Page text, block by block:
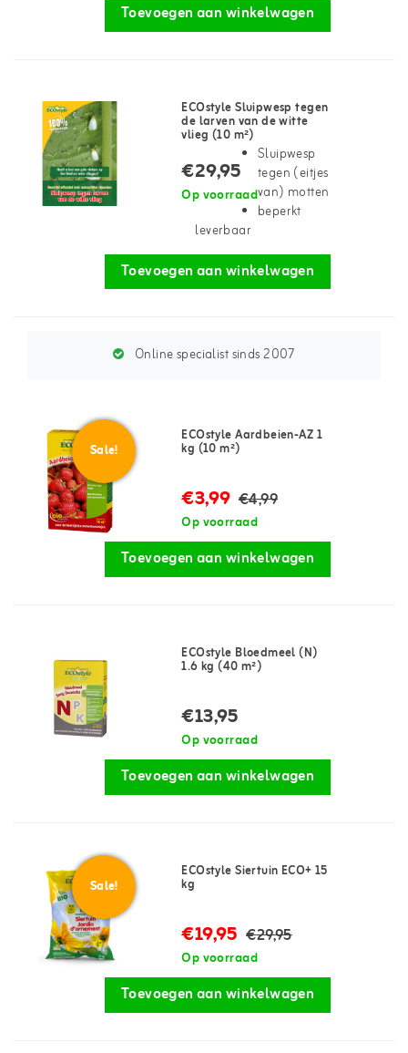
Toevoegen aan winkelwagen
ECOstyle Sluipwesp tegen
de larven van de witte
vlieg (10 m²)
€29,95
Op voorraad
Sluipwesp
tegen (eitjes
van) motten
beperkt
leverbaar
Toevoegen aan winkelwagen
Online specialist sinds 2007
Sale!
ECOstyle Aardbeien-AZ 1
kg (10 m²)
€3,99 €4,99
Op voorraad
Toevoegen aan winkelwagen
ECOstyle Bloedmeel (N)
1.6 kg (40 m²)
€13,95
Op voorraad
Toevoegen aan winkelwagen
Sale!
ECOstyle Siertuin ECO+ 15
kg
€19,95 €29,95
Op voorraad
Toevoegen aan winkelwagen